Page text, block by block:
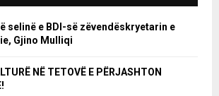
selinë e BDI-së zëvendëskryetarin e
Gjino Mulliqi
NË TETOVË E PËRJASHTON